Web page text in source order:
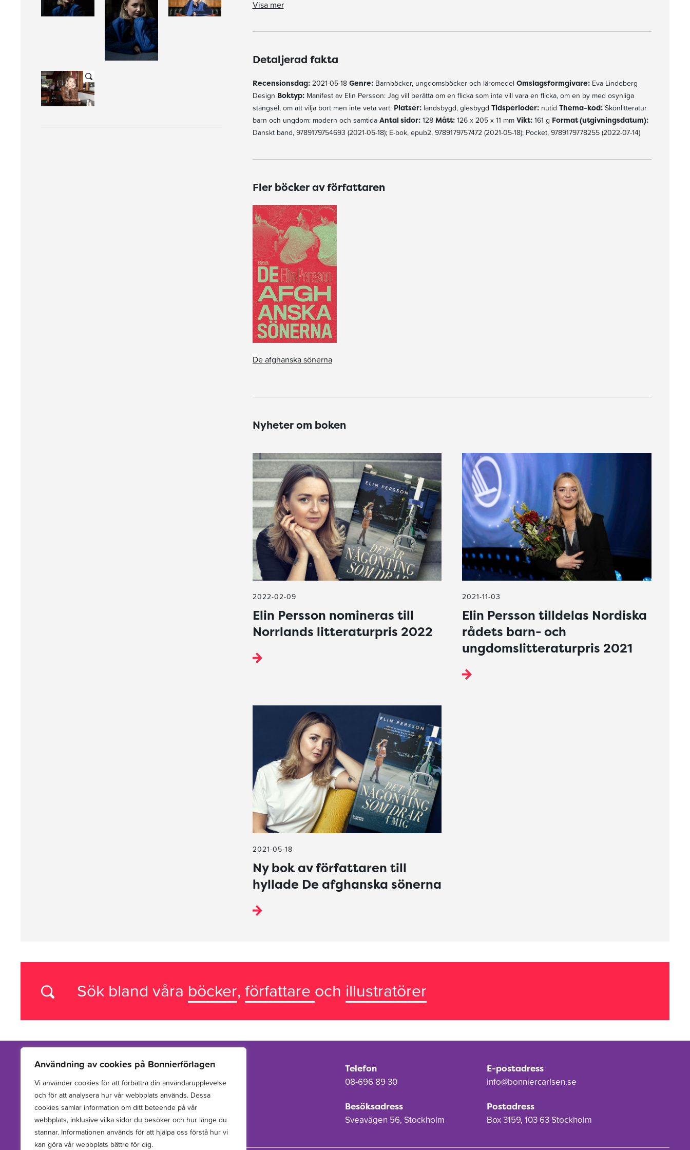
Användning av cookies på Bonnierförlagen
Vi använder cookies för att förbättra din användarupplevelse
och för att analysera hur vår webbplats används. Dessa
cookies samlar information om ditt beteende på vår
webbplats, inklusive vilka sidor du besöker och hur länge du
stannar. Informationen används för att hjälpa oss förstå hur vi
kan göra vår webbplats bättre för dig.
Visa mer
Detaljerad fakta
Recensionsdag:2021-05-18 Genre:Barnböcker, ungdomsböcker och läromedel Omslagsformgivare:Eva Lindeberg
Design Boktyp:Manifest av Elin Persson: Jag vill berätta om en flicka som inte vill vara en flicka, om en by med osynliga
stängsel, om att vilja bort men inte veta vart. Platser:landsbygd, glesbygd Tidsperioder:nutid Thema-kod:Skönlitteratur
barn och ungdom: modern och samtida Antal sidor:128 Mått:126 x 205 x 11 mm Vikt:161 g Format (utgivningsdatum):
Danskt band, 9789179754693 (2021-05-18); E-bok, epub2, 9789179757472 (2021-05-18); Pocket, 9789179778255 (2022-07-14)
Fler böcker av författaren
De afghanska sönerna
Nyheter om boken
2022-02-09
Elin Persson nomineras till
Norrlands litteraturpris 2022
2021-11-03
Elin Persson tilldelas Nordiska
rådets barn- och
ungdomslitteraturpris 2021
2021-05-18
Ny bok av författaren till
hyllade De afghanska sönerna
Sök bland våra böcker,författare och illustratörer
Vi arbetar med att hitta, utveckla, publicera och sprida
berättelser för barn och unga.
Telefon
08-696 89 30
E-postadress
info@bonniercarlsen.se
Besöksadress
Sveavägen 56, Stockholm
Postadress
Box 3159, 103 63 Stockholm